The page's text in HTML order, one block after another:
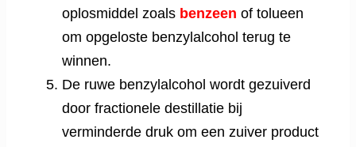
oplosmiddel zoals benzeen of tolueen
om opgeloste benzylalcohol terug te
winnen.
De ruwe benzylalcohol wordt gezuiverd
door fractionele destillatie bij
verminderde druk om een ​​zuiver product